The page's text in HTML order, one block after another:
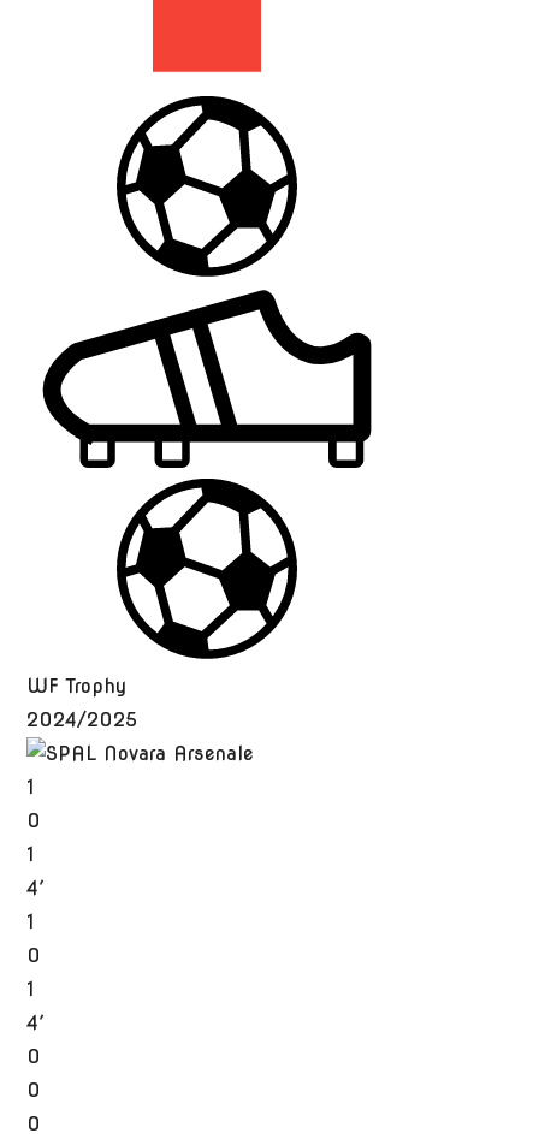
WF Trophy
2024/2025
1
0
1
4′
1
0
1
4′
0
0
0